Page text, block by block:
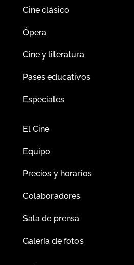
Cine clásico
Ópera
Cine y literatura
Pases educativos
Especiales
El Cine
Equipo
Precios y horarios
Colaboradores
Sala de prensa
Galería de fotos